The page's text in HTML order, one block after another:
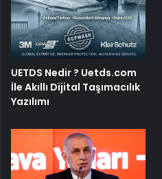
UETDS Nedir ? Uetds.com
İle Akıllı Dijital Taşımacılık
Yazılımı